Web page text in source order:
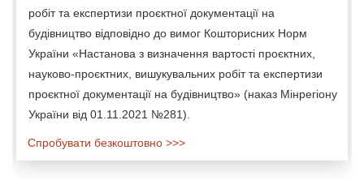
робіт та експертизи проєктної документації на
будівництво відповідно до вимог Кошторисних Норм
України «Настанова з визначення вартості проєктних,
науково-проєктних, вишукувальних робіт та експертизи
проєктної документації на будівництво» (наказ Мінрегіону
України від 01.11.2021 №281).
Спробувати безкоштовно >>>